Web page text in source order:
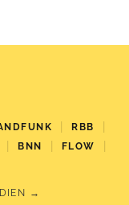
RBB
BNN FLOW
→